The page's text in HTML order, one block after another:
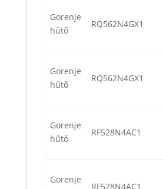
Gorenje
hűtő
RQ562N4GX1
Gorenje
hűtő
RQ562N4GX1
Gorenje
hűtő
RF528N4AC1
Gorenje
RF528N4AC1